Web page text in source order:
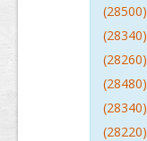
(28500)
(28340)
(28260)
(28480)
(28340)
(28220)